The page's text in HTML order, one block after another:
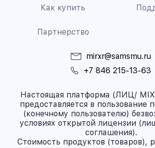
Как купить
Партнерство
mirxr@samsmu.ru
+7 846 215-13-63
Настоящая платформа (ЛИЦ/
предоставляется в пользование
(конечному пользователю)
условиях открытой лицензии
соглашения).
Стоимость продуктов (товаров),